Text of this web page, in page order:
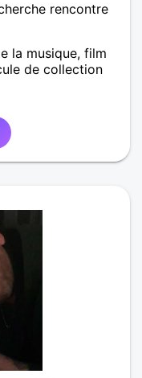
rencontre
la musique, film
de collection